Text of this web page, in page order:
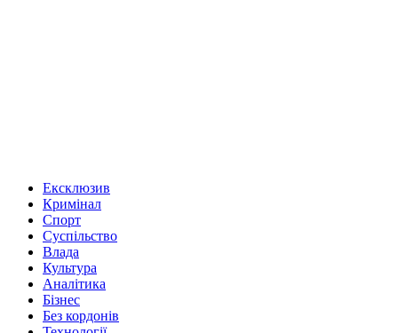
Ексклюзив
Кримінал
Спорт
Суспільство
Влада
Культура
Аналітика
Бізнес
Без кордонів